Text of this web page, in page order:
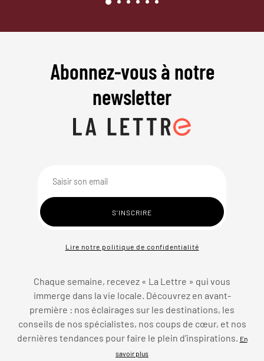
Abonnez-vous à notre
newsletter
Lire notre politique de confidentialité
Chaque semaine, recevez « La Lettre » qui vous
immerge dans la vie locale. Découvrez en avant-
première : nos éclairages sur les destinations, les
conseils de nos spécialistes, nos coups de cœur, et nos
dernières tendances pour faire le plein d’inspirations. En
savoir plus